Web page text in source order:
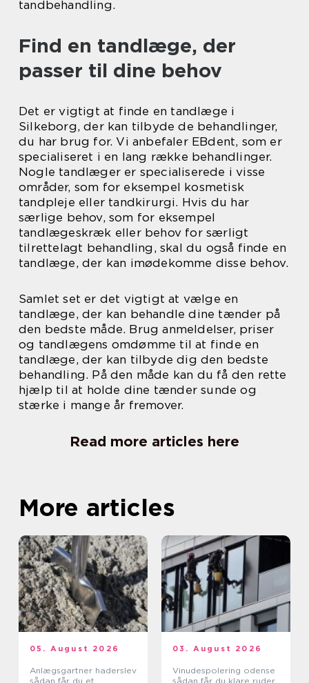
tandbehandling.
Find en tandlæge, der
passer til dine behov
Det er vigtigt at finde en tandlæge i
Silkeborg, der kan tilbyde de behandlinger,
du har brug for. Vi anbefaler EBdent, som er
specialiseret i en lang række behandlinger.
Nogle tandlæger er specialiserede i visse
områder, som for eksempel kosmetisk
tandpleje eller tandkirurgi. Hvis du har
særlige behov, som for eksempel
tandlægeskræk eller behov for særligt
tilrettelagt behandling, skal du også finde en
tandlæge, der kan imødekomme disse behov.
Samlet set er det vigtigt at vælge en
tandlæge, der kan behandle dine tænder på
den bedste måde. Brug anmeldelser, priser
og tandlægens omdømme til at finde en
tandlæge, der kan tilbyde dig den bedste
behandling. På den måde kan du få den rette
hjælp til at holde dine tænder sunde og
stærke i mange år fremover.
Read more articles here
More articles
05. August 2026
Anlægsgartner haderslev
sådan får du et
03. August 2026
Vinudespolering odense
sådan får du klare ruder